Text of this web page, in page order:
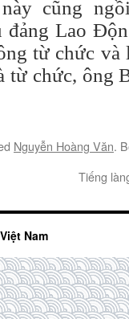
cũng
đảng Lao
từ chức và
từ chức, ông
Nguyễn Hoàng Văn.
Tiếng
Nam